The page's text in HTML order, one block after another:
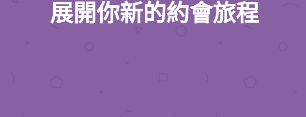
展開你新的約會旅程